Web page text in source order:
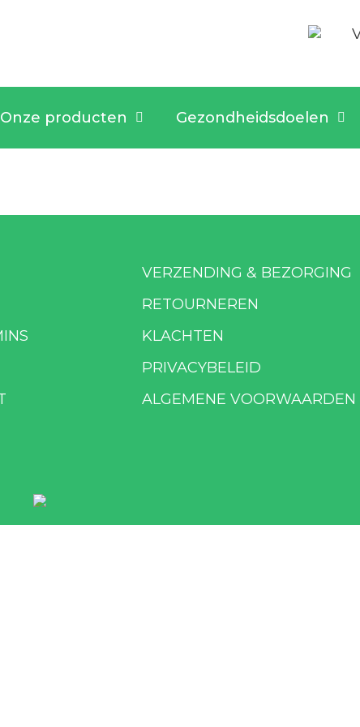
Onze producten Gezondheidsdoelen
VERZENDING & BEZORGING
RETOURNEREN
KLACHTEN
PRIVACYBELEID
ALGEMENE VOORWAARDEN